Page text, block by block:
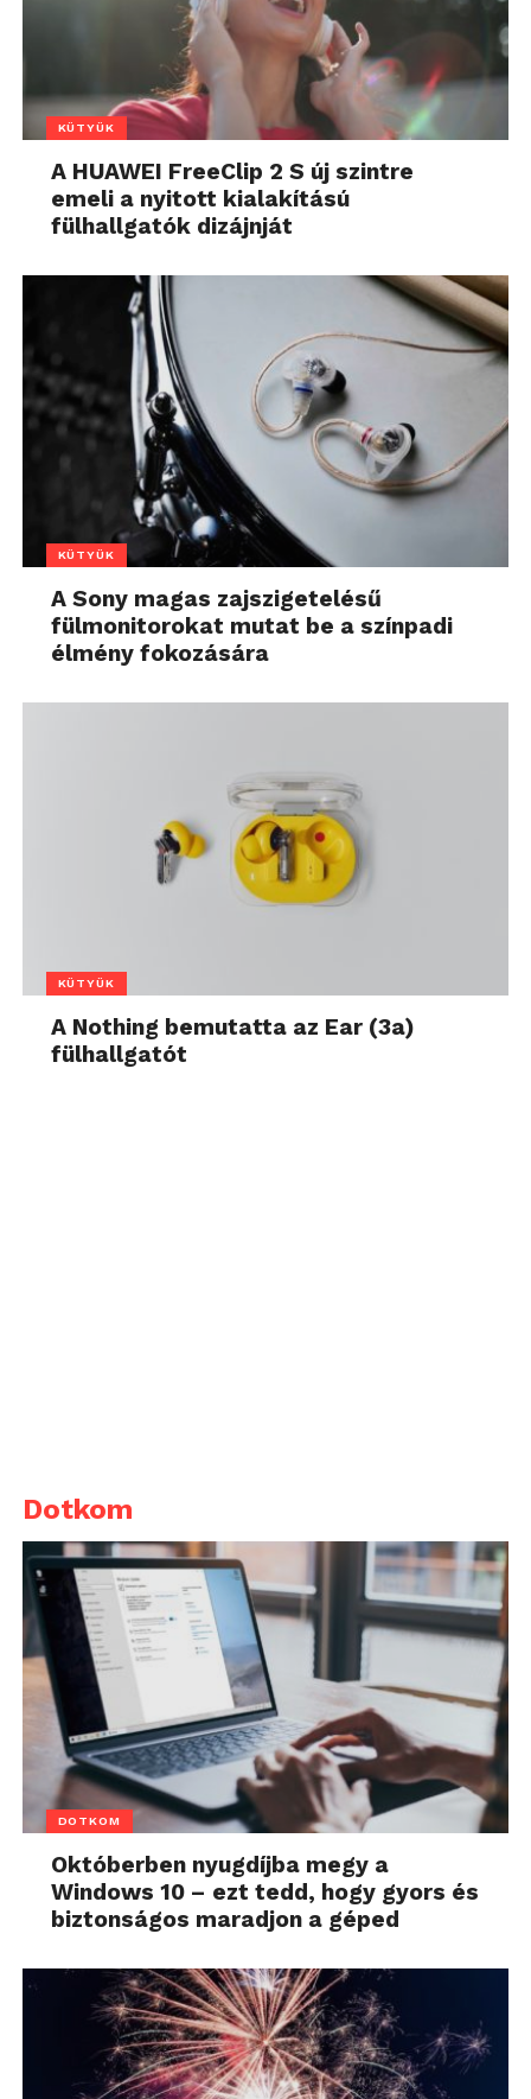
KÜTYÜK
A HUAWEI FreeClip 2 S új szintre
emeli a nyitott kialakítású
fülhallgatók dizájnját
KÜTYÜK
A Sony magas zajszigetelésű
fülmonitorokat mutat be a színpadi
élmény fokozására
KÜTYÜK
A Nothing bemutatta az Ear (3a)
fülhallgatót
Dotkom
DOTKOM
Októberben nyugdíjba megy a
Windows 10 – ezt tedd, hogy gyors és
biztonságos maradjon a géped